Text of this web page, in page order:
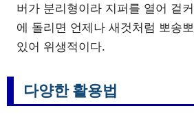
버가 분리형이라 지퍼를 열어 겉
에 돌리면 언제나 새것처럼 뽀송
있어 위생적이다.
다양한 활용법